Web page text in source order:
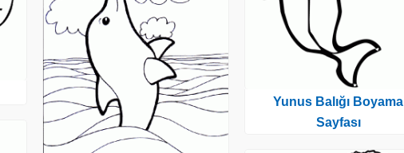
Yunus Balığı Boyama
Sayfası